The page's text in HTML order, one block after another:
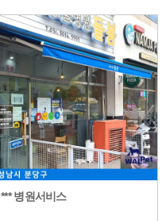
*** 병원서비스